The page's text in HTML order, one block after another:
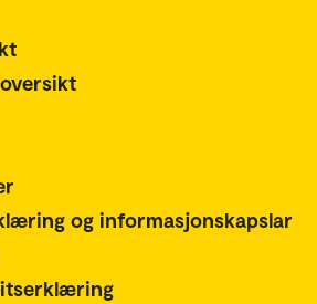
og informasjonskapslar